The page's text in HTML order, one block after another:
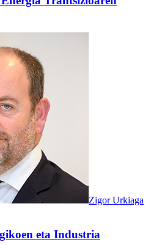
Zigor Urkiaga
eta Industria